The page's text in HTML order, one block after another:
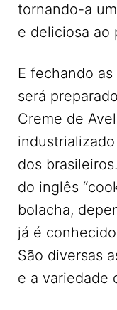
tornando-a
e deliciosa ao
E fechando
será
Creme de
dos
do inglês
bolacha,
já é
São diversas
e a variedade